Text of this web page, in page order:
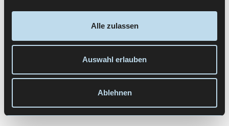
Alle zulassen
Auswahl erlauben
Ablehnen
Zur Übersicht